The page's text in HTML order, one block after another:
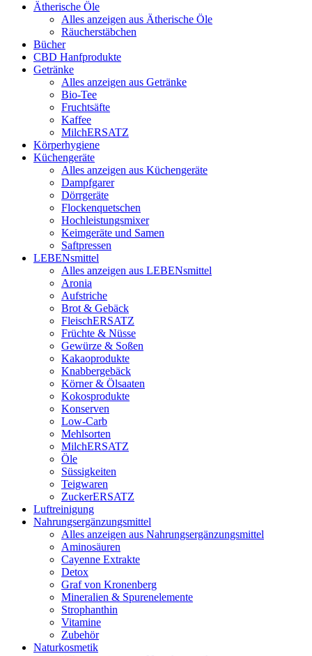
Ätherische Öle
Alles anzeigen aus Ätherische Öle
Räucherstäbchen
Bücher
CBD Hanfprodukte
Getränke
Alles anzeigen aus Getränke
Bio-Tee
Fruchtsäfte
Kaffee
MilchERSATZ
Körperhygiene
Küchengeräte
Alles anzeigen aus Küchengeräte
Dampfgarer
Dörrgeräte
Flockenquetschen
Hochleistungsmixer
Keimgeräte und Samen
Saftpressen
LEBENsmittel
Alles anzeigen aus LEBENsmittel
Aronia
Aufstriche
Brot & Gebäck
FleischERSATZ
Früchte & Nüsse
Gewürze & Soßen
Kakaoprodukte
Knabbergebäck
Körner & Ölsaaten
Kokosprodukte
Konserven
Low-Carb
Mehlsorten
MilchERSATZ
Öle
Süssigkeiten
Teigwaren
ZuckerERSATZ
Luftreinigung
Nahrungsergänzungsmittel
Alles anzeigen aus Nahrungsergänzungsmittel
Aminosäuren
Cayenne Extrakte
Detox
Graf von Kronenberg
Mineralien & Spurenelemente
Strophanthin
Vitamine
Zubehör
Naturkosmetik